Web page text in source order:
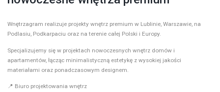
Wnętrzagram realizuje projekty wnętrz premium w Lublinie, Warszawie, na
Podlasiu, Podkarpaciu oraz na terenie całej Polski i Europy.
Specjalizujemy się w projektach nowoczesnych wnętrz domów i
apartamentów, łącząc minimalistyczną estetykę z wysokiej jakości
materiałami oraz ponadczasowym designem.
📍 Biuro projektowania wnętrz